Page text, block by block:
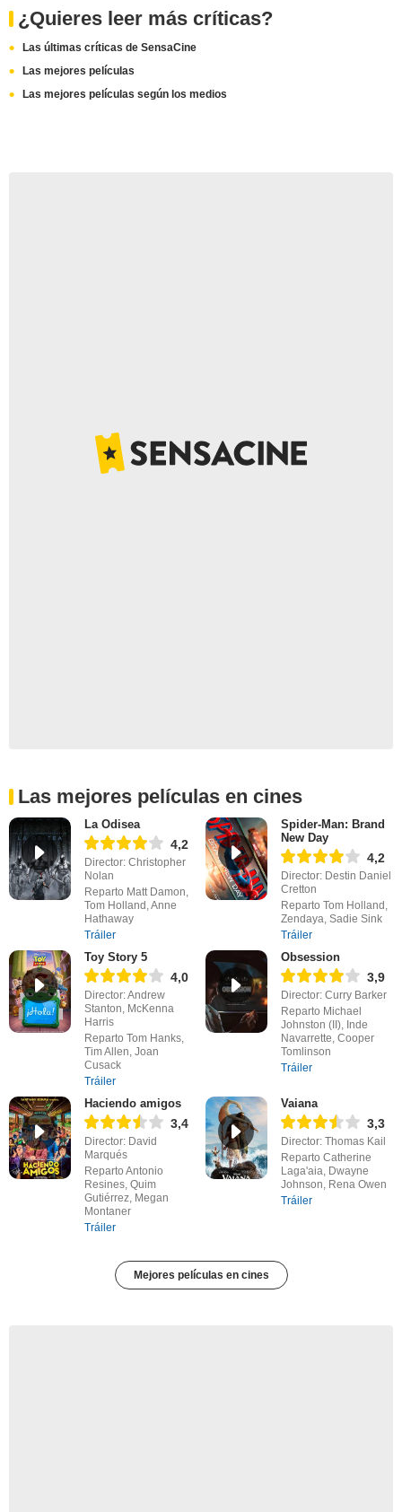
¿Quieres leer más críticas?
Las últimas críticas de SensaCine
Las mejores películas
Las mejores películas según los medios
Las mejores películas en cines
La Odisea
4,2
Director: Christopher
Nolan
Reparto Matt Damon,
Tom Holland, Anne
Hathaway
Tráiler
Spider-Man: Brand
New Day
4,2
Director: Destin Daniel
Cretton
Reparto Tom Holland,
Zendaya, Sadie Sink
Tráiler
Toy Story 5
4,0
Director: Andrew
Stanton, McKenna
Harris
Reparto Tom Hanks,
Tim Allen, Joan
Cusack
Tráiler
Obsession
3,9
Director: Curry Barker
Reparto Michael
Johnston (II), Inde
Navarrette, Cooper
Tomlinson
Tráiler
Haciendo amigos
3,4
Director: David
Marqués
Reparto Antonio
Resines, Quim
Gutiérrez, Megan
Montaner
Tráiler
Vaiana
3,3
Director: Thomas Kail
Reparto Catherine
Laga'aia, Dwayne
Johnson, Rena Owen
Tráiler
Mejores películas en cines